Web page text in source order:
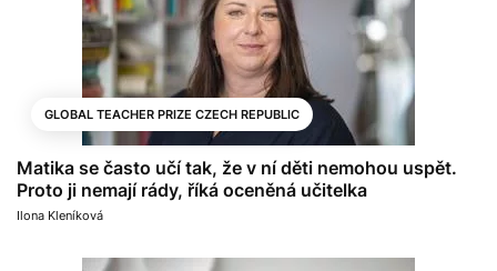
GLOBAL TEACHER PRIZE CZECH REPUBLIC
Matika se často učí tak, že v ní děti nemohou uspět.
Proto ji nemají rády, říká oceněná učitelka
Ilona Kleníková